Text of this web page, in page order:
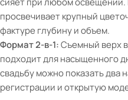
просвечивает крупный
фактуре глубину и объем.
Формат 2-в-1:Съемный верх
подходит для насыщенного
свадьбу можно показать два
регистрации и открытую